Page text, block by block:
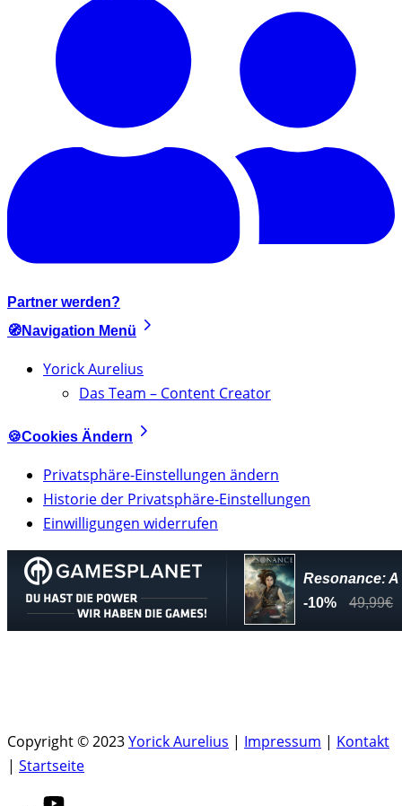
Partner werden?
🧭Navigation Menü
Yorick Aurelius
Das Team – Content Creator
🍪Cookies Ändern
Privatsphäre-Einstellungen ändern
Historie der Privatsphäre-Einstellungen
Einwilligungen widerrufen
Copyright © 2023Yorick Aurelius | Impressum | Kontakt
| Startseite